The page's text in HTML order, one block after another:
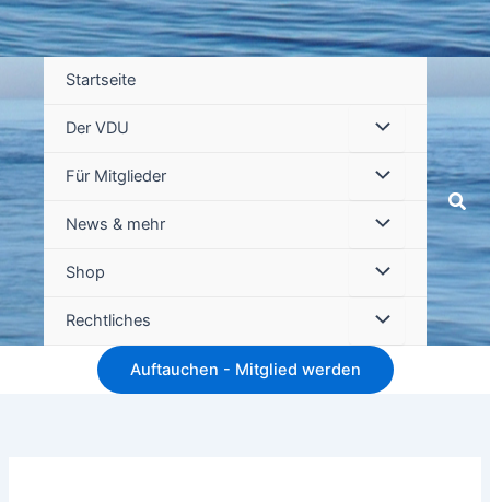
Startseite
Der VDU
Für Mitglieder
News & mehr
Shop
Rechtliches
Auftauchen - Mitglied werden